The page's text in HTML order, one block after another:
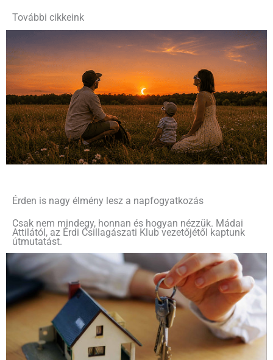
További cikkeink
Érden is nagy élmény lesz a napfogyatkozás
Csak nem mindegy, honnan és hogyan nézzük. Mádai
Attilától, az Érdi Csillagászati Klub vezetőjétől kaptunk
útmutatást.